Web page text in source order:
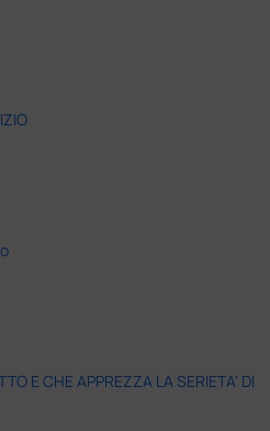
E CHE APPREZZA LA SERIETA' DI